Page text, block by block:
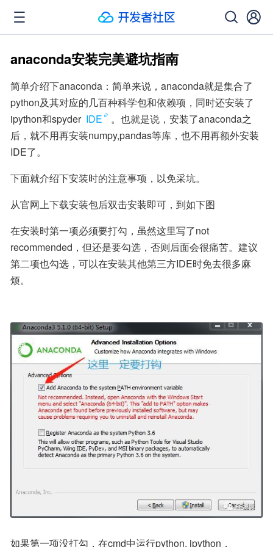
anaconda安装完美避坑指南
简单介绍下anaconda：简单来说，anaconda就是集合了
python及其对应的几百种科学包和依赖项，同时还安装了
ipython和spyder IDE
。也就是说，安装了anaconda之
后，就不用再安装numpy,pandas等库，也不用再额外安装
IDE了。
下面就介绍下安装时的注意事项，以免采坑。
从官网上下载安装包后双击安装即可，到如下图
在安装时第一项必须要打勾，虽然这里写了not
recommended，但还是要勾选，否则后面会很痛苦。建议
第二项也勾选，可以在安装其他第三方IDE时免去很多麻
烦。
如果第一项没打勾，在cmd中运行python, ipython，